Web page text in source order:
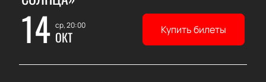
14 ср, 20:00
ОКТ Купить билеты